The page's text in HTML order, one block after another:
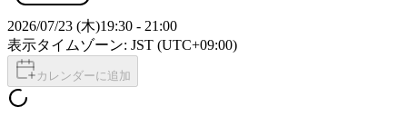
2026/07/23 (木)19:30 - 21:00
表示タイムゾーン: JST (UTC+09:00)
カレンダーに追加